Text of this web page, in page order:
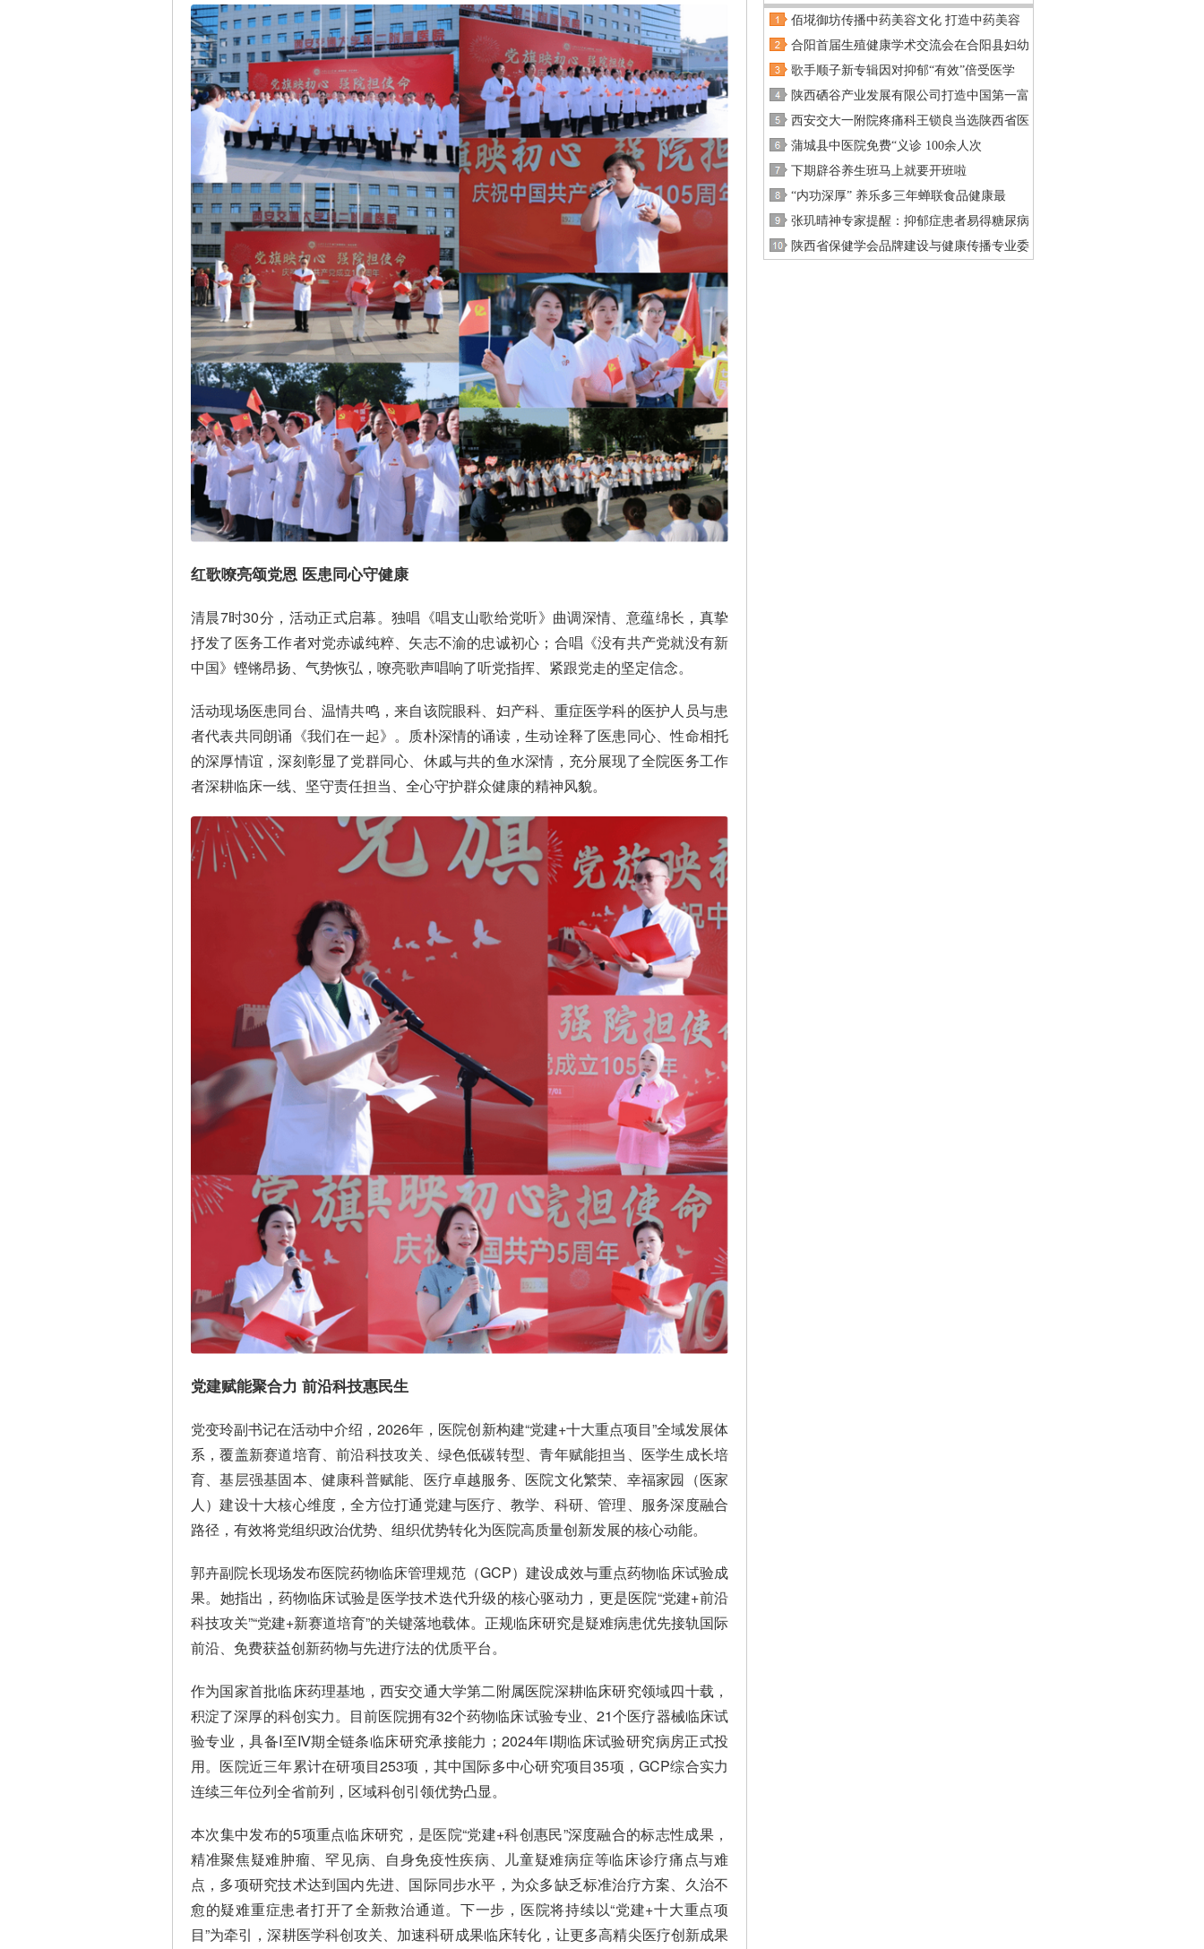
红歌嘹亮颂党恩 医患同心守健康
清晨7时30分，活动正式启幕。独唱《唱支山歌给党听》曲调深情、意蕴绵长，真挚
抒发了医务工作者对党赤诚纯粹、矢志不渝的忠诚初心；合唱《没有共产党就没有新
中国》铿锵昂扬、气势恢弘，嘹亮歌声唱响了听党指挥、紧跟党走的坚定信念。
活动现场医患同台、温情共鸣，来自该院眼科、妇产科、重症医学科的医护人员与患
者代表共同朗诵《我们在一起》。质朴深情的诵读，生动诠释了医患同心、性命相托
的深厚情谊，深刻彰显了党群同心、休戚与共的鱼水深情，充分展现了全院医务工作
者深耕临床一线、坚守责任担当、全心守护群众健康的精神风貌。
党建赋能聚合力 前沿科技惠民生
党变玲副书记在活动中介绍，2026年，医院创新构建“党建+十大重点项目”全域发展体
系，覆盖新赛道培育、前沿科技攻关、绿色低碳转型、青年赋能担当、医学生成长培
育、基层强基固本、健康科普赋能、医疗卓越服务、医院文化繁荣、幸福家园（医家
人）建设十大核心维度，全方位打通党建与医疗、教学、科研、管理、服务深度融合
路径，有效将党组织政治优势、组织优势转化为医院高质量创新发展的核心动能。
郭卉副院长现场发布医院药物临床管理规范（GCP）建设成效与重点药物临床试验成
果。她指出，药物临床试验是医学技术迭代升级的核心驱动力，更是医院“党建+前沿
科技攻关”“党建+新赛道培育”的关键落地载体。正规临床研究是疑难病患优先接轨国际
前沿、免费获益创新药物与先进疗法的优质平台。
作为国家首批临床药理基地，西安交通大学第二附属医院深耕临床研究领域四十载，
积淀了深厚的科创实力。目前医院拥有32个药物临床试验专业、21个医疗器械临床试
验专业，具备I至Ⅳ期全链条临床研究承接能力；2024年I期临床试验研究病房正式投
用。医院近三年累计在研项目253项，其中国际多中心研究项目35项，GCP综合实力
连续三年位列全省前列，区域科创引领优势凸显。
本次集中发布的5项重点临床研究，是医院“党建+科创惠民”深度融合的标志性成果，
精准聚焦疑难肿瘤、罕见病、自身免疫性疾病、儿童疑难病症等临床诊疗痛点与难
点，多项研究技术达到国内先进、国际同步水平，为众多缺乏标准治疗方案、久治不
愈的疑难重症患者打开了全新救治通道。下一步，医院将持续以“党建+十大重点项
目”为牵引，深耕医学科创攻关、加速科研成果临床转化，让更多高精尖医疗创新成果
佰埖御坊传播中药美容文化 打造中药美容
合阳首届生殖健康学术交流会在合阳县妇幼
歌手顺子新专辑因对抑郁“有效”倍受医学
陕西硒谷产业发展有限公司打造中国第一富
西安交大一附院疼痛科王锁良当选陕西省医
蒲城县中医院免费“义诊 100余人次
下期辟谷养生班马上就要开班啦
“内功深厚” 养乐多三年蝉联食品健康最
张玑晴神专家提醒：抑郁症患者易得糖尿病
陕西省保健学会品牌建设与健康传播专业委